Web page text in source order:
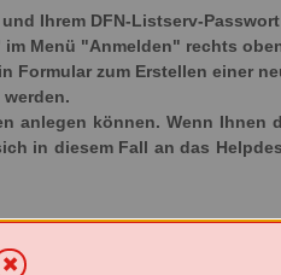
Ihrem DFN-Listserv-
Menü "Anmelden" rechts
Formular zum Erstellen einer
anlegen können. Wenn
in diesem Fall an das